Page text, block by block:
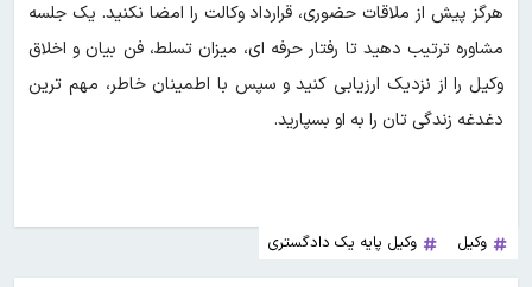
هرگز پیش از ملاقات حضوری، قرارداد وکالت را امضا نکنید. یک جلسه
مشاوره ترتیب دهید تا رفتار حرفه ای، میزان تسلط، فن بیان و اخلاق
وکیل را از نزدیک ارزیابی کنید و سپس با اطمینان خاطر، مهم ترین
دغدغه زندگی تان را به او بسپارید.
وکیل وکیل پایه یک دادگستری